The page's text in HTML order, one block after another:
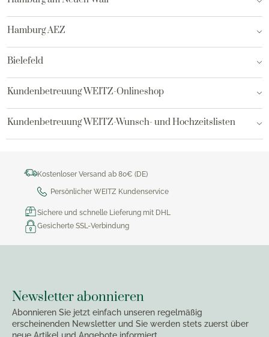
Hamburg AEZ
Bielefeld
Kundenbetreuung WEITZ-Onlineshop
Kundenbetreuung WEITZ-Wunsch- und Hochzeitslisten
Kostenloser Versand ab 80€ (DE)
Persönlicher WEITZ Kundenservice
Sichere und schnelle Lieferung mit DHL
Gesicherte SSL-Verbindung
Newsletter abonnieren
Abonnieren Sie jetzt einfach unseren regelmäßig
erscheinenden Newsletter und Sie werden stets zuerst über